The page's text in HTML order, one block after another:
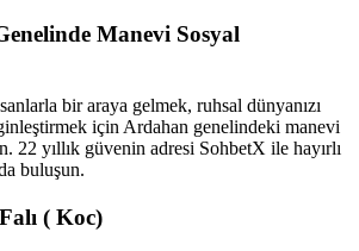
Manevi Sosyal
bir araya gelmek, ruhsal dünyanızı
için Ardahan genelindeki manevi
22 yıllık güvenin adresi SohbetX ile hayırlı
buluşun.
( Koc)